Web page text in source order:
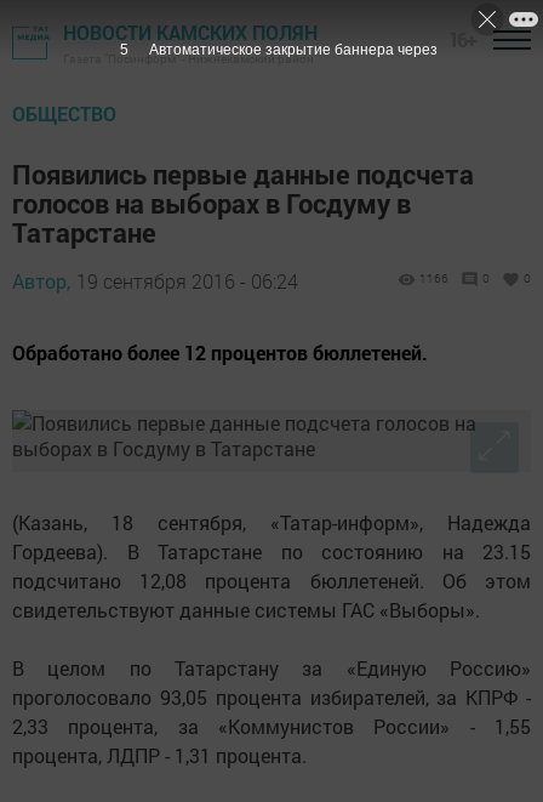
НОВОСТИ КАМСКИХ ПОЛЯН
Газета "Посинформ" - Нижнекамский район
ОБЩЕСТВО
Появились первые данные подсчета
голосов на выборах в Госдуму в
Татарстане
Автор, 19 сентября 2016 - 06:24 1166 0 0
Обработано более 12 процентов бюллетеней.
(Казань, 18 сентября, «Татар-информ», Надежда
Гордеева). В Татарстане по состоянию на 23.15
подсчитано 12,08 процента бюллетеней. Об этом
свидетельствуют данные системы ГАС «Выборы».
В целом по Татарстану за «Единую Россию»
проголосовало 93,05 процента избирателей, за КПРФ -
2,33 процента, за «Коммунистов России» - 1,55
процента, ЛДПР - 1,31 процента.
5 Автоматическое закрытие баннера через